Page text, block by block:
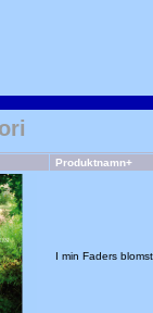
Produktnamn+
I min Faders